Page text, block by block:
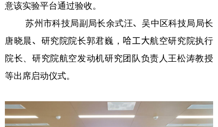
意该实验平台通过验收。
苏州市科技局副局长余式汪、 吴中区科技局局长
唐晓晨、 研究院院长郭君巍， 哈工大航空研究院执行
院长、研究院航空发动机研究团队负责人王松涛教授
等出席启动仪式。